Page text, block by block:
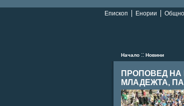
Епископ Енории
Начало :: Новини
ПРОПОВЕД
МЛАДЕЖТА,